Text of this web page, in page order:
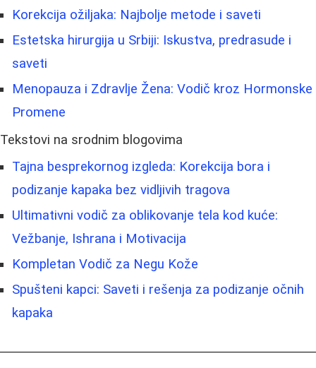
Korekcija ožiljaka: Najbolje metode i saveti
Estetska hirurgija u Srbiji: Iskustva, predrasude i
saveti
Menopauza i Zdravlje Žena: Vodič kroz Hormonske
Promene
Tekstovi na srodnim blogovima
Tajna besprekornog izgleda: Korekcija bora i
podizanje kapaka bez vidljivih tragova
Ultimativni vodič za oblikovanje tela kod kuće:
Vežbanje, Ishrana i Motivacija
Kompletan Vodič za Negu Kože
Spušteni kapci: Saveti i rešenja za podizanje očnih
kapaka